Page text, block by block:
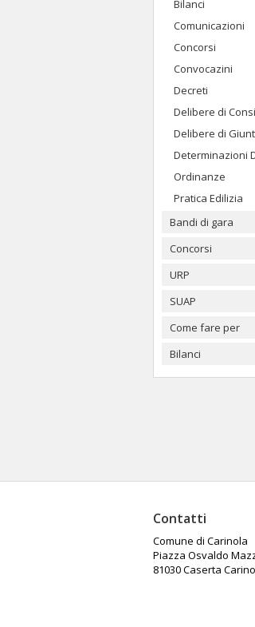
Bilanci
Comunicazioni
Concorsi
Convocazini
Decreti
Delibere di
Delibere di
Determinazioni
Ordinanze
Pratica Edilizia
Bandi di gara
Concorsi
URP
SUAP
Come fare per
Bilanci
Contatti
Comune di Carinola
Piazza Osvaldo
81030 Caserta